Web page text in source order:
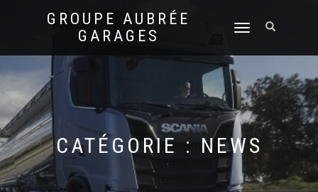
GROUPE AUBRÉE
GARAGES
DÉPLIER
NAVIGATION
CATÉGORIE : NEWS